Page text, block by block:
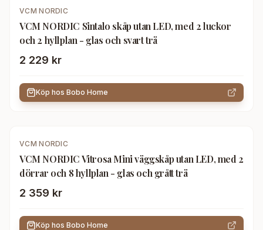
VCM NORDIC
VCM NORDIC Sintalo skåp utan LED, med 2 luckor
och 2 hyllplan - glas och svart trä
2 229 kr
Köp hos Bobo Home
VCM NORDIC
VCM NORDIC Vitrosa Mini väggskåp utan LED, med 2
dörrar och 8 hyllplan - glas och grått trä
2 359 kr
Köp hos Bobo Home